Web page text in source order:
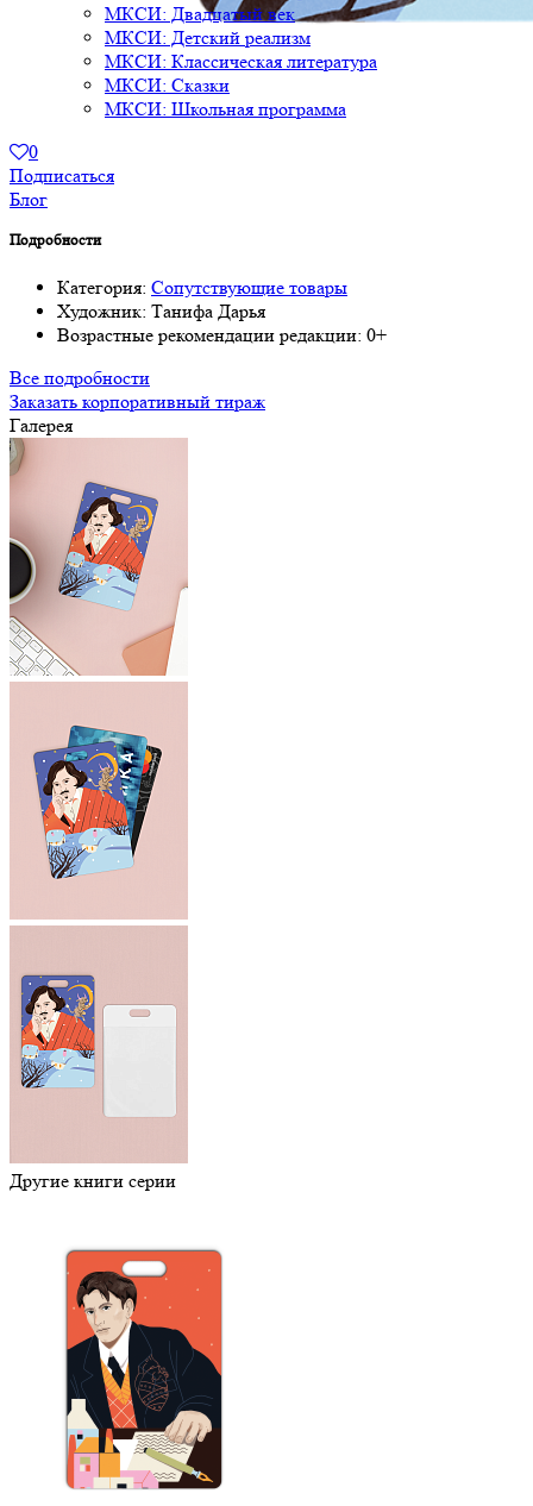
МКСИ: Двадцатый век
МКСИ: Детский реализм
МКСИ: Классическая литература
МКСИ: Сказки
МКСИ: Школьная программа
0
Подписаться
Блог
Подробности
Категория: Сопутствующие товары
Художник: Танифа Дарья
Возрастные рекомендации редакции: 0+
Все подробности
Заказать корпоративный тираж
Галерея
Другие книги серии